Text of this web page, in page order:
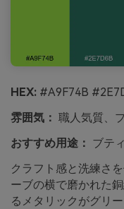
HEX: #A9F74B
雰囲気： 職人気質、
おすすめ用途： ブテ
クラフト感と洗練さ
ーブの横で磨かれた
るメタリックがグリ